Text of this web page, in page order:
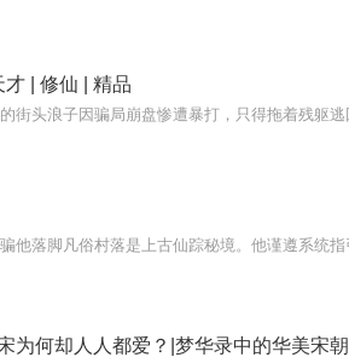
| 修仙 | 精品
为何却人人都爱？|梦华录中的华美宋朝